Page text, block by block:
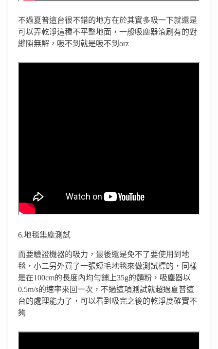
不過夏普這台很不錯的地方在於其實多吸一下就還是
可以弄乾淨這種不平整地面，一般吸塵器滾刷有的對
縫隙無解，吸不到就是吸不到orz
6.地毯集塵測試
而要驗證機器的吸力，最後還是免不了要使用到地
毯，小二另外買了一張短毛地毯來做測試標的，同樣
是在100cm的長度內均勻鋪上35g的麵粉，吸塵器以
0.5m/s的速率來回一次，不過這項測試就超過夏普這
台的處理能力了，可以看到吸完之後的乾淨度確實不
夠